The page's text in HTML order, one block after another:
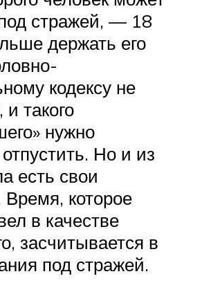
стражей, — 18
держать его
кодексу не
и такого
нужно
Но и из
есть свои
которое
в качестве
засчитывается в
под стражей.